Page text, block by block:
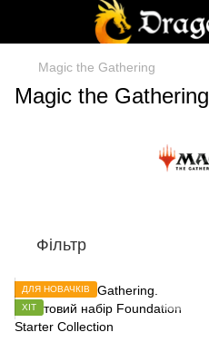
Magic the Gathering
Magic the Gathering
Фільтр
ДЛЯ НОВАЧКІВ
ХІТ